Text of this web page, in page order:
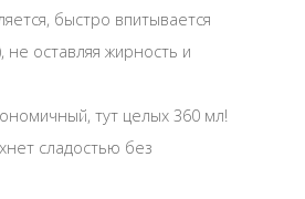
быстро впитывается
не оставляя жирность и
тут целых 360 мл!
сладостью без